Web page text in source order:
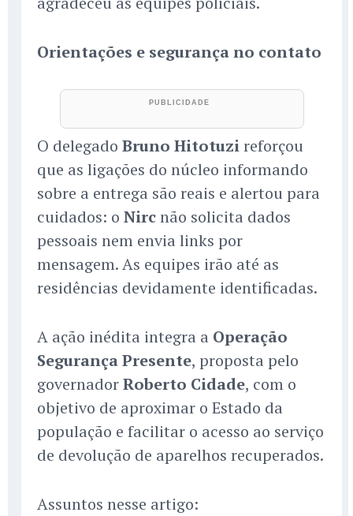
Orientações e segurança no contato
O delegado Bruno Hitotuzireforçou
que as ligações do núcleo informando
sobre a entrega são reais e alertou para
cuidados: o Nircnão solicita dados
pessoais nem envia links por
mensagem. As equipes irão até as
residências devidamente identificadas.
A ação inédita integra a Operação
Segurança Presente, proposta pelo
governadorRoberto Cidade, com o
objetivo de aproximar o Estado da
população e facilitar o acesso ao serviço
de devolução de aparelhos recuperados.
Assuntos nesse artigo: